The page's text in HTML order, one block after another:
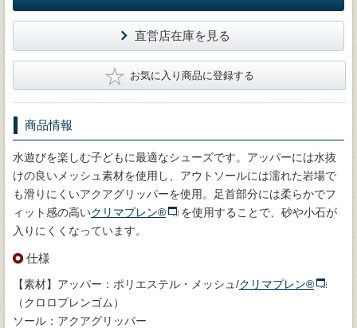
直営店在庫を見る
★ お気に入り商品に登録する
商品情報
水遊びを楽しむ子どもに最適なシューズです。アッパーには水抜
けの良いメッシュ素材を使用し、アウトソールには濡れた岩場で
も滑りにくいアクアグリッパーを使用。足首部分には柔らかでフ
ィット感の高いクリマプレン®
を使用することで、砂や小石が
入りにくくなっています。
仕様
【素材】アッパー：ポリエステル・メッシュ/クリマプレン®
（クロロプレンゴム）
ソール：アクアグリッパー